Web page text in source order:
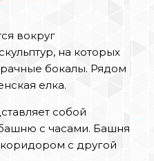
вокруг
на которых
бокалы. Рядом
елка.
собой
с часами. Башня
с другой